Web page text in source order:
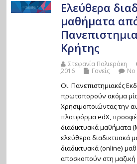
Ελεύθερα
μαθήματα
Κρήτης
Στεφανία Παλιεράκη
2016
Γονείς
Οι Πανεπιστημιακές
πρωτοπορούν ακόμα
Χρησιμοποιώντας την
πλατφόρμα edX,
διαδικτυακά μαθήματα
ελεύθερα διαδικτυακά
διαδικτυακά (online)
αποσκοπούν στη